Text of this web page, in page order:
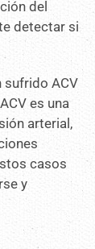
del
detectar si
sufrido ACV
es una
arterial,
casos
y